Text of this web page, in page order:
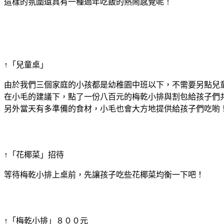
↑「兒童桌」
由於我們三個家庭的小孩都是幼稚園中班以下，不需要另點兒
在小毛的建議下，點了一份八百元的梅乾小排與割包給孩子們
另外當天有多準備的食材，小毛也會大方地提供給孩子們吃喲！
↑「花椰菜」招待
等待梅乾小排上桌前，先讓孩子吃些花椰菜均衡一下吧！
↑「梅乾小排」８００元